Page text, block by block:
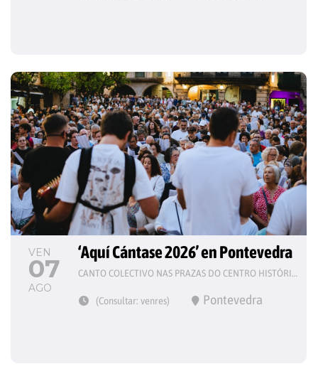
VEN
07
AGO
‘Aquí Cántase 2026’ en Pontevedra
CANTO COLECTIVO NAS PRAZAS DO CENTRO HISTÓRICO
(Consultar: venres) Pontevedra